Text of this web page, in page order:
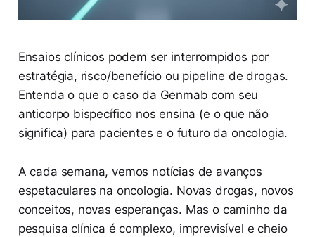
Ensaios clínicos podem ser interrompidos por
estratégia, risco/benefício ou pipeline de drogas.
Entenda o que o caso da Genmab com seu
anticorpo bispecífico nos ensina (e o que não
significa) para pacientes e o futuro da oncologia.
A cada semana, vemos notícias de avanços
espetaculares na oncologia. Novas drogas, novos
conceitos, novas esperanças. Mas o caminho da
pesquisa clínica é complexo, imprevisível e cheio